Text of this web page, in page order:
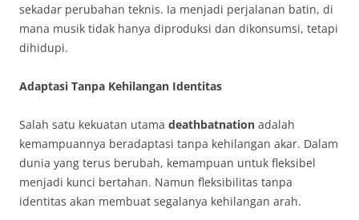
sekadar perubahan teknis. Ia menjadi perjalanan batin, di
mana musik tidak hanya diproduksi dan dikonsumsi, tetapi
dihidupi.
Adaptasi Tanpa Kehilangan Identitas
Salah satu kekuatan utama deathbatnation adalah
kemampuannya beradaptasi tanpa kehilangan akar. Dalam
dunia yang terus berubah, kemampuan untuk fleksibel
menjadi kunci bertahan. Namun fleksibilitas tanpa
identitas akan membuat segalanya kehilangan arah.